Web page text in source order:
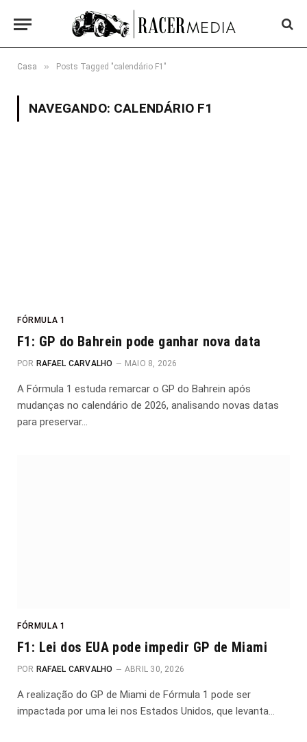
Casa » Posts Tagged "calendário F1"
NAVEGANDO: CALENDÁRIO F1
FÓRMULA 1
F1: GP do Bahrein pode ganhar nova data
POR RAFAEL CARVALHO MAIO 8, 2026
A Fórmula 1 estuda remarcar o GP do Bahrein após
mudanças no calendário de 2026, analisando novas datas
para preservar…
FÓRMULA 1
F1: Lei dos EUA pode impedir GP de Miami
POR RAFAEL CARVALHO ABRIL 30, 2026
A realização do GP de Miami de Fórmula 1 pode ser
impactada por uma lei nos Estados Unidos, que levanta…